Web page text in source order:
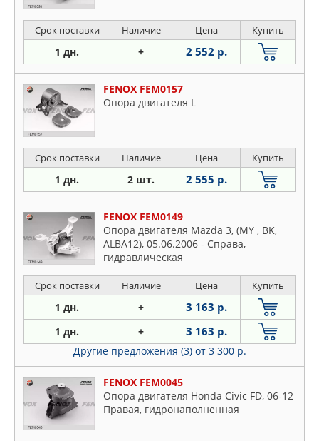
Срок поставки Наличие Цена Купить
1 дн. + 2 552 р.
FENOX FEM0157
Опора двигателя L
Срок поставки Наличие Цена Купить
1 дн. 2 шт. 2 555 р.
FENOX FEM0149
Опора двигателя Mazda 3, (MY , BK,
ALBA12), 05.06.2006 - Справа,
гидравлическая
Срок поставки Наличие Цена Купить
1 дн. + 3 163 р.
1 дн. + 3 163 р.
Другие предложения (3) от 3 300 р.
FENOX FEM0045
Опора двигателя Honda Civic FD, 06-12
Правая, гидронаполненная